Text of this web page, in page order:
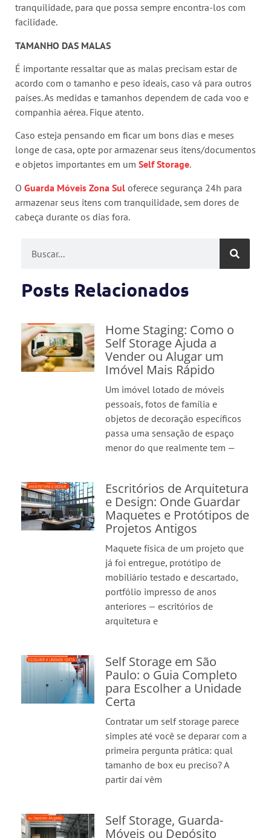
tranquilidade, para que possa sempre encontra-los com
facilidade.
TAMANHO DAS MALAS
É importante ressaltar que as malas precisam estar de
acordo com o tamanho e peso ideais, caso vá para outros
países. As medidas e tamanhos dependem de cada voo e
companhia aérea. Fique atento.
Caso esteja pensando em ficar um bons dias e meses
longe de casa, opte por armazenar seus itens/documentos
e objetos importantes em um Self Storage.
O Guarda Móveis Zona Sul oferece segurança 24h para
armazenar seus itens com tranquilidade, sem dores de
cabeça durante os dias fora.
Posts Relacionados
Home Staging: Como o
Self Storage Ajuda a
Vender ou Alugar um
Imóvel Mais Rápido
Um imóvel lotado de móveis
pessoais, fotos de família e
objetos de decoração específicos
passa uma sensação de espaço
menor do que realmente tem —
Escritórios de Arquitetura
e Design: Onde Guardar
Maquetes e Protótipos de
Projetos Antigos
Maquete física de um projeto que
já foi entregue, protótipo de
mobiliário testado e descartado,
portfólio impresso de anos
anteriores — escritórios de
arquitetura e
Self Storage em São
Paulo: o Guia Completo
para Escolher a Unidade
Certa
Contratar um self storage parece
simples até você se deparar com a
primeira pergunta prática: qual
tamanho de box eu preciso? A
partir daí vêm
Self Storage, Guarda-
Móveis ou Depósito